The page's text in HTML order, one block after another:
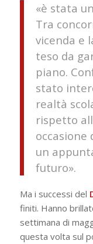
«è stata
Tra
vicenda e
teso da
piano.
stato
realtà
rispetto
occasione
un
futuro».
Ma i successi del
finiti. Hanno
settimana di
questa volta sul